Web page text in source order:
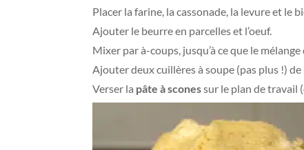
Placer la farine, la cassonade, la levure et le
Ajouter le beurre en parcelles et l’oeuf.
Mixer par à-coups, jusqu’à ce que le
Ajouter deux cuillères à soupe (pas plus !)
Verser la pâte à sconessur le plan de travail